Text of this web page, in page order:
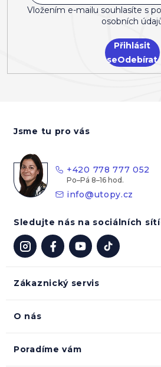
Vložením e-mailu souhlasíte s
osobních
Přihlásit
se
Zákaznický servis
O nás
Poradíme vám
Jsme tu pro vás
+420 778 777 052
info@utopy.cz
Sledujte nás na sociálních